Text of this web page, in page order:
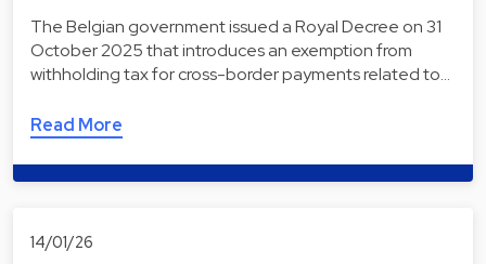
The Belgian government issued a Royal Decree on 31
October 2025 that introduces an exemption from
withholding tax for cross-border payments related to…
Read More
14/01/26